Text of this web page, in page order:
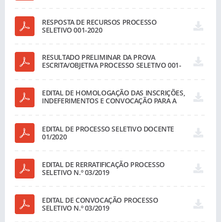
RESPOSTA DE RECURSOS PROCESSO
SELETIVO 001-2020
RESULTADO PRELIMINAR DA PROVA
ESCRITA/OBJETIVA PROCESSO SELETIVO 001-
EDITAL DE HOMOLOGAÇÃO DAS INSCRIÇÕES,
INDEFERIMENTOS E CONVOCAÇÃO PARA A
EDITAL DE PROCESSO SELETIVO DOCENTE
01/2020
EDITAL DE RERRATIFICAÇÃO PROCESSO
SELETIVO N.º 03/2019
EDITAL DE CONVOCAÇÃO PROCESSO
SELETIVO N.º 03/2019